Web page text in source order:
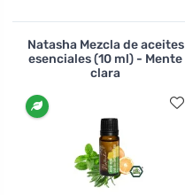
Natasha Mezcla de aceites
esenciales (10 ml) - Mente
clara